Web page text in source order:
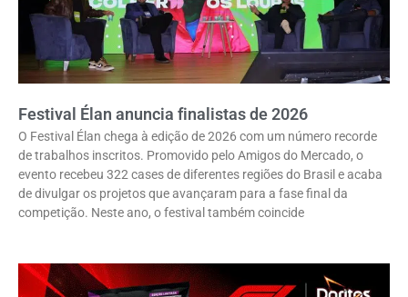
Festival Élan anuncia finalistas de 2026
O Festival Élan chega à edição de 2026 com um número recorde
de trabalhos inscritos. Promovido pelo Amigos do Mercado, o
evento recebeu 322 cases de diferentes regiões do Brasil e acaba
de divulgar os projetos que avançaram para a fase final da
competição. Neste ano, o festival também coincide